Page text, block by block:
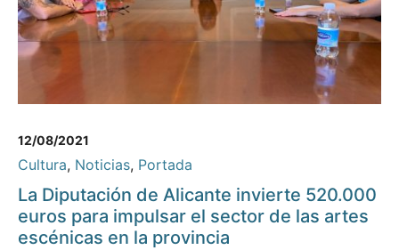
12/08/2021
Cultura, Noticias, Portada
La Diputación de Alicante invierte 520.000
euros para impulsar el sector de las artes
escénicas en la provincia